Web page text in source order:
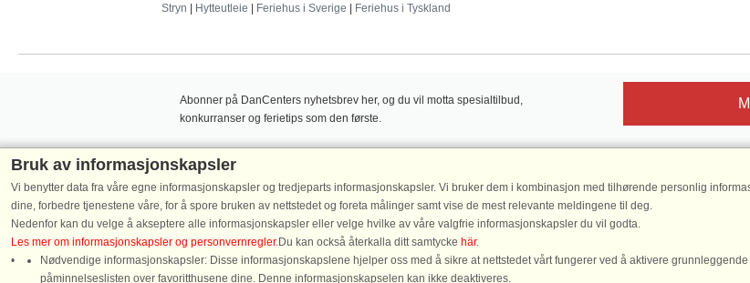
Stryn | Hytteutleie | Feriehus i Sverige | Feriehus i Tyskland
Abonner på DanCenters nyhetsbrev her, og du vil motta spesialtilbud,
konkurranser og ferietips som den første.
Følg oss på:
DanCenter vurdering|
DanCenter A/S - Kronprinsensgade 3, 2. - 1114 København K -
Bruk av informasjonskapsler
Vi benytter data fra våre egne informasjonskapsler og tredjeparts informasjonskapsler. Vi bruker dem i kombinasjon med tilhørende personlig
dine, forbedre tjenestene våre, for å spore bruken av nettstedet og foreta målinger samt vise de mest relevante meldingene til deg.
Nedenfor kan du velge å akseptere alle informasjonskapsler eller velge hvilke av våre valgfrie informasjonskapsler du vil godta.
Les mer om informasjonskapsler og personvernregler.Du kan också återkalla ditt samtycke här.
Nødvendige informasjonskapsler: Disse informasjonskapslene hjelper oss med å sikre at nettstedet vårt fungerer ved å aktivere
påminnelseslisten over favoritthusene dine. Denne informasjonskapselen kan ikke deaktiveres.